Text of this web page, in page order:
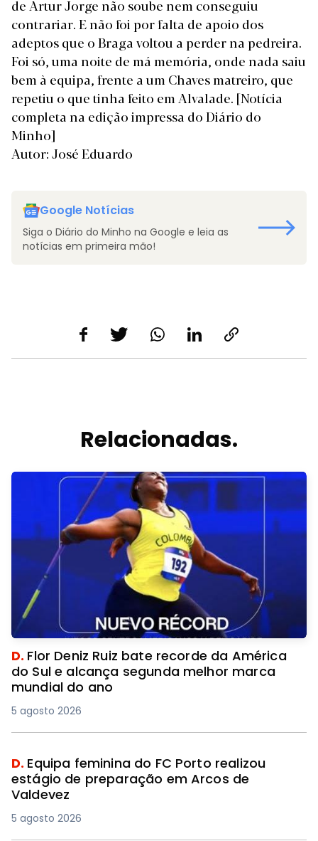
de Artur Jorge não soube nem conseguiu
contrariar. E não foi por falta de apoio dos
adeptos que o Braga voltou a perder na pedreira.
Foi só, uma noite de má memória, onde nada saiu
bem à equipa, frente a um Chaves matreiro, que
repetiu o que tinha feito em Alvalade. [Notícia
completa na edição impressa do Diário do
Minho]
Autor: José Eduardo
Google Notícias
Siga o Diário do Minho na Google e leia as
notícias em primeira mão!
Relacionadas.
D. Flor Deniz Ruiz bate recorde da América
do Sul e alcança segunda melhor marca
mundial do ano
5 agosto 2026
D. Equipa feminina do FC Porto realizou
estágio de preparação em Arcos de
Valdevez
5 agosto 2026